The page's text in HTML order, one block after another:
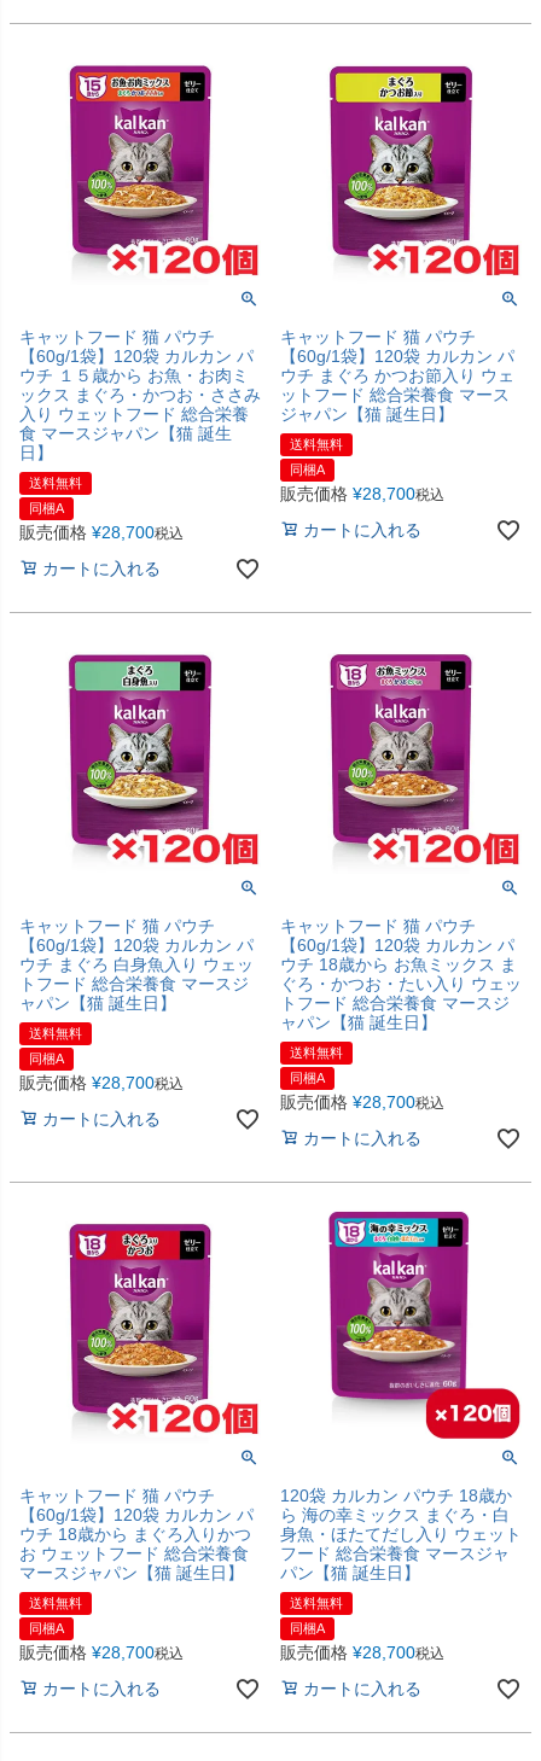
キャットフード 猫 パウチ
【60g/1袋】120袋 カルカン パ
ウチ １５歳から お魚・お肉ミ
ックス まぐろ・かつお・ささみ
入り ウェットフード 総合栄養
食 マースジャパン【猫 誕生
日】
送料無料
同梱A
販売価格 ¥28,700税込
カートに入れる
キャットフード 猫 パウチ
【60g/1袋】120袋 カルカン パ
ウチ まぐろ かつお節入り ウェ
ットフード 総合栄養食 マース
ジャパン【猫 誕生日】
送料無料
同梱A
販売価格 ¥28,700税込
カートに入れる
キャットフード 猫 パウチ
【60g/1袋】120袋 カルカン パ
ウチ まぐろ 白身魚入り ウェッ
トフード 総合栄養食 マースジ
ャパン【猫 誕生日】
送料無料
同梱A
販売価格 ¥28,700税込
カートに入れる
キャットフード 猫 パウチ
【60g/1袋】120袋 カルカン パ
ウチ 18歳から お魚ミックス ま
ぐろ・かつお・たい入り ウェッ
トフード 総合栄養食 マースジ
ャパン【猫 誕生日】
送料無料
同梱A
販売価格 ¥28,700税込
カートに入れる
キャットフード 猫 パウチ
【60g/1袋】120袋 カルカン パ
ウチ 18歳から まぐろ入りかつ
お ウェットフード 総合栄養食
マースジャパン【猫 誕生日】
送料無料
同梱A
販売価格 ¥28,700税込
カートに入れる
120袋 カルカン パウチ 18歳か
ら 海の幸ミックス まぐろ・白
身魚・ほたてだし入り ウェット
フード 総合栄養食 マースジャ
パン【猫 誕生日】
送料無料
同梱A
販売価格 ¥28,700税込
カートに入れる